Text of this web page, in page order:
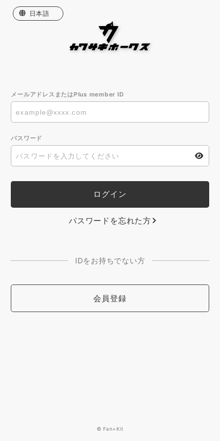
日本語
メールアドレスまたはPlus member ID
パスワード
パスワードを忘れた方
IDをお持ちでない方
会員登録
© Fan+Kit